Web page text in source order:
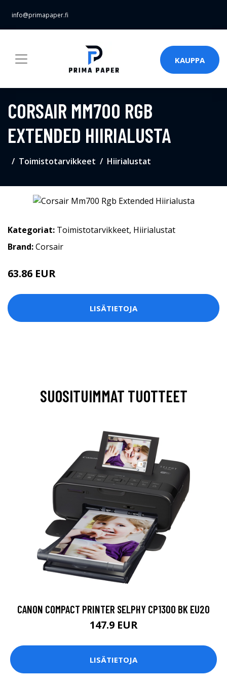
info@primapaper.fi
KAUPPA
CORSAIR MM700 RGB
EXTENDED HIIRIALUSTA
Toimistotarvikkeet Hiirialustat
Kategoriat: Toimistotarvikkeet, Hiirialustat
Brand:Corsair
63.86 EUR
LISÄTIETOJA
SUOSITUIMMAT TUOTTEET
CANON COMPACT PRINTER SELPHY CP1300 BK EU20
147.9 EUR
LISÄTIETOJA